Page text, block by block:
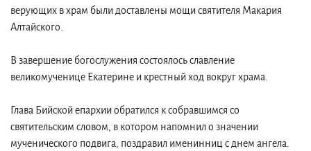
верующих в храм были доставлены мощи святителя Макария
Алтайского.
В завершение богослужения состоялось славление
великомученице Екатерине и крестный ход вокруг храма.
Глава Бийской епархии обратился к собравшимся со
святительским словом, в котором напомнил о значении
мученического подвига, поздравил именинниц с днем ангела.